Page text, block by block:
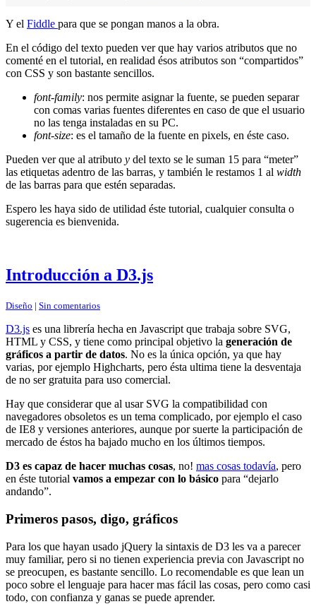
Y el Fiddle para que se pongan manos a la obra.
En el código del texto pueden ver que hay varios atributos que no
comenté en el tutorial, en realidad ésos atributos son “compartidos”
con CSS y son bastante sencillos.
font-family: nos permite asignar la fuente, se pueden separar
con comas varias fuentes diferentes en caso de que el usuario
no las tenga instaladas en su PC.
font-size: es el tamaño de la fuente en pixels, en éste caso.
Pueden ver que al atributo y del texto se le suman 15 para “meter”
las etiquetas adentro de las barras, y también le restamos 1 al width
de las barras para que estén separadas.
Espero les haya sido de utilidad éste tutorial, cualquier consulta o
sugerencia es bienvenida.
Introducción a D3.js
Diseño | Sin comentarios
D3.js es una librería hecha en Javascript que trabaja sobre SVG,
HTML y CSS, y tiene como principal objetivo la generación de
gráficos a partir de datos. No es la única opción, ya que hay
varias, por ejemplo Highcharts, pero ésta ultima tiene la desventaja
de no ser gratuita para uso comercial.
Hay que considerar que al usar SVG la compatibilidad con
navegadores obsoletos es un tema complicado, por ejemplo el caso
de IE8 y versiones anteriores, aunque por suerte la participación de
mercado de éstos ha bajado mucho en los últimos tiempos.
D3 es capaz de hacer muchas cosas, no! mas cosas todavía, pero
en éste tutorial vamos a empezar con lo básico para “dejarlo
andando”.
Primeros pasos, digo, gráficos
Para los que hayan usado jQuery la sintaxis de D3 les va a parecer
muy familiar, pero si no tienen experiencia previa con Javascript no
se preocupen, es bastante sencillo. Lo recomendable es que lean un
poco sobre el lenguaje para hacer mas fácil las cosas, pero como casi
todo, con confianza y ganas se puede aprender.